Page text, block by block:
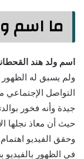
ما اسم
اسم ولد هند
ولم يسبق له الظهور
التواصل
جيدة وأنه فخور
حيث أن معاذ نجلها
وحقق الفيديو
في الظهور